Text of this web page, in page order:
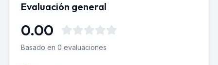
Evaluación general
0.00
Basado en 0 evaluaciones